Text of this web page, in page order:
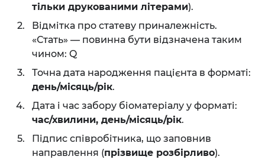
тільки друкованими літерами).
Відмітка про статеву приналежність.
«Стать» — повинна бути відзначена таким
чином: Q
Точна дата народження пацієнта в форматі:
день/місяць/рік.
Дата і час забору біоматеріалу у форматі:
час/хвилини, день/місяць/рік.
Підпис співробітника, що заповнив
направлення (прізвище розбірливо).